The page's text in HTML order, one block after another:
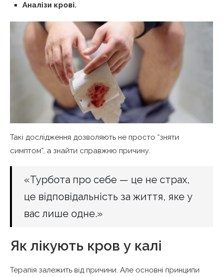
Аналізи крові.
Такі дослідження дозволяють не просто “зняти
симптом”, а знайти справжню причину.
«Турбота про себе — це не страх,
це відповідальність за життя, яке у
вас лише одне.»
Як лікують кров у калі
Терапія залежить від причини. Але основні принципи